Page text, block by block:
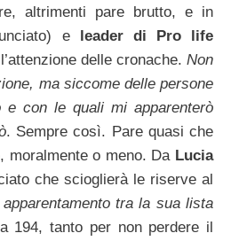
altrimenti pare brutto, e in
e leader di Pro life
delle cronache. Non
ma siccome delle persone
e con le quali mi apparenterò
. Sempre così. Pare quasi che
moralmente o meno. Da Lucia
che scioglierà le riserve al
tra la sua lista
194, tanto per non perdere il